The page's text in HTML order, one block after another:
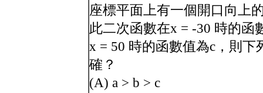
座標平面上有一個開口向上
此二次函數在x = -30 時的函
x = 50 時的函數值為c，則下
確？
(A) a > b > c